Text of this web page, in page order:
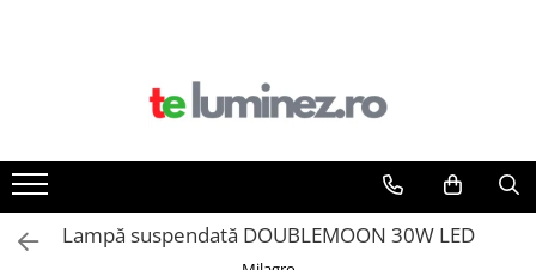
Lampă suspendată DOUBLEMOON 30W LED